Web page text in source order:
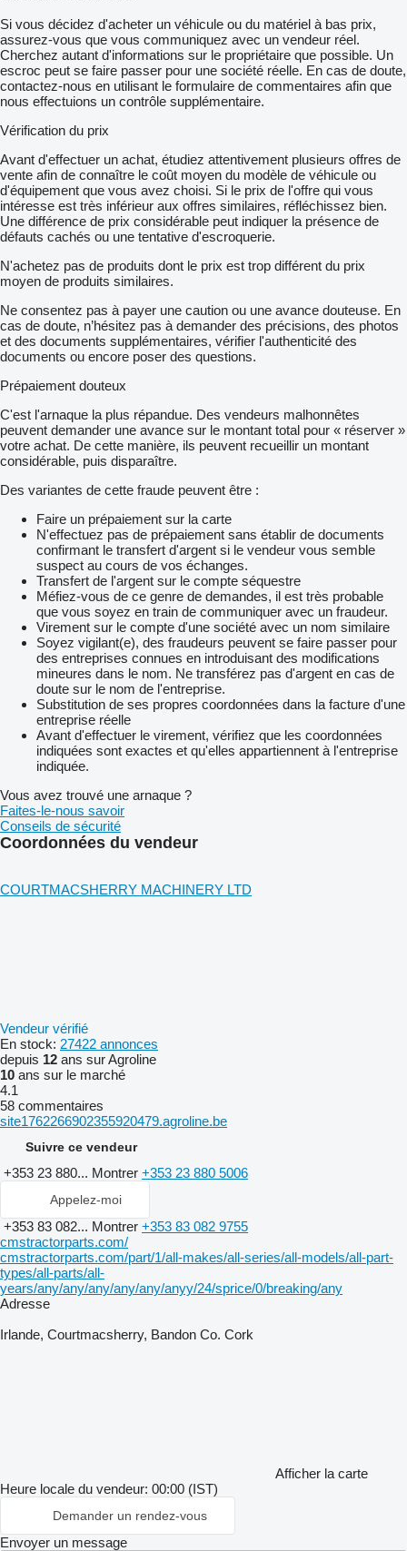
Si vous décidez d'acheter un véhicule ou du matériel à bas prix,
assurez-vous que vous communiquez avec un vendeur réel.
Cherchez autant d'informations sur le propriétaire que possible. Un
escroc peut se faire passer pour une société réelle. En cas de doute,
contactez-nous en utilisant le formulaire de commentaires afin que
nous effectuions un contrôle supplémentaire.
Vérification du prix
Avant d'effectuer un achat, étudiez attentivement plusieurs offres de
vente afin de connaître le coût moyen du modèle de véhicule ou
d'équipement que vous avez choisi. Si le prix de l'offre qui vous
intéresse est très inférieur aux offres similaires, réfléchissez bien.
Une différence de prix considérable peut indiquer la présence de
défauts cachés ou une tentative d'escroquerie.
N'achetez pas de produits dont le prix est trop différent du prix
moyen de produits similaires.
Ne consentez pas à payer une caution ou une avance douteuse. En
cas de doute, n’hésitez pas à demander des précisions, des photos
et des documents supplémentaires, vérifier l'authenticité des
documents ou encore poser des questions.
Prépaiement douteux
C'est l'arnaque la plus répandue. Des vendeurs malhonnêtes
peuvent demander une avance sur le montant total pour « réserver »
votre achat. De cette manière, ils peuvent recueillir un montant
considérable, puis disparaître.
Des variantes de cette fraude peuvent être :
Faire un prépaiement sur la carte
N'effectuez pas de prépaiement sans établir de documents
confirmant le transfert d'argent si le vendeur vous semble
suspect au cours de vos échanges.
Transfert de l'argent sur le compte séquestre
Méfiez-vous de ce genre de demandes, il est très probable
que vous soyez en train de communiquer avec un fraudeur.
Virement sur le compte d'une société avec un nom similaire
Soyez vigilant(e), des fraudeurs peuvent se faire passer pour
des entreprises connues en introduisant des modifications
mineures dans le nom. Ne transférez pas d'argent en cas de
doute sur le nom de l'entreprise.
Substitution de ses propres coordonnées dans la facture d'une
entreprise réelle
Avant d'effectuer le virement, vérifiez que les coordonnées
indiquées sont exactes et qu'elles appartiennent à l'entreprise
indiquée.
Vous avez trouvé une arnaque ?
Faites-le-nous savoir
Conseils de sécurité
Coordonnées du vendeur
COURTMACSHERRY MACHINERY LTD
Vendeur vérifié
En stock: 27422 annonces
depuis 12 ans sur Agroline
10 ans sur le marché
4.1
58 commentaires
site1762266902355920479.agroline.be
Suivre ce vendeur
+353 23 880... Montrer +353 23 880 5006
Appelez-moi
+353 83 082... Montrer +353 83 082 9755
cmstractorparts.com/
cmstractorparts.com/part/1/all-makes/all-series/all-models/all-part-
types/all-parts/all-
years/any/any/any/any/any/anyy/24/sprice/0/breaking/any
Adresse
Irlande, Courtmacsherry, Bandon Co. Cork
Afficher la carte
Heure locale du vendeur: 00:00 (IST)
Demander un rendez-vous
Envoyer un message